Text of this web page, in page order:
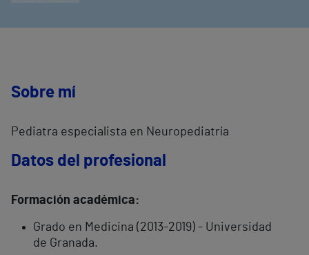
Sobre mí
Pediatra especialista en Neuropediatría
Datos del profesional
Formación académica:
Grado en Medicina (2013-2019) - Universidad
de Granada.